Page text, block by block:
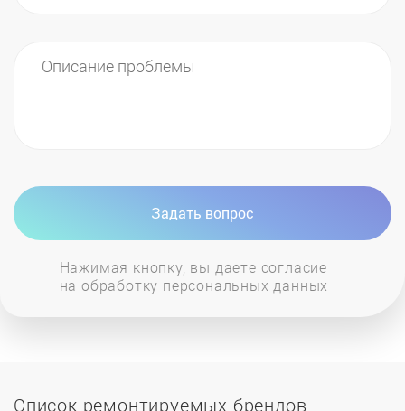
Задать вопрос
Нажимая кнопку, вы даете согласие
на обработку персональных данных
Список ремонтируемых брендов